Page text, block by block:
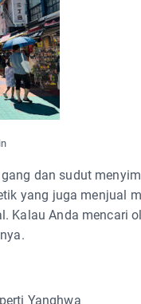
dan sudut
yang juga menjual
Kalau Anda mencari
Yanghwa